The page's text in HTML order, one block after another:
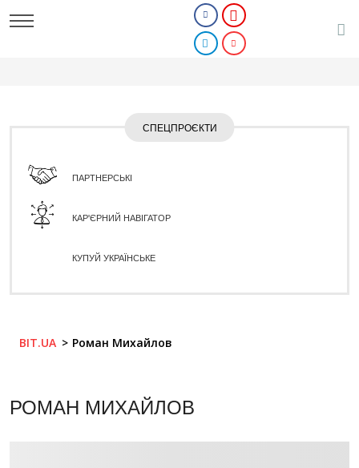
СПЕЦПРОЄКТИ
ПАРТНЕРСЬКІ
КАР'ЄРНИЙ НАВІГАТОР
КУПУЙ УКРАЇНСЬКЕ
BIT.UA Роман Михайлов
РОМАН МИХАЙЛОВ